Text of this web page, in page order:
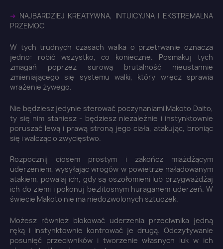
➜ NAJBARDZIEJ KREATYWNA, INTUICYJNA I EKSTREMALNA
PRZEMOC
W tych trudnych czasach walka o przetrwanie oznacza
jedno: robić wszystko, co konieczne. Posmakuj tych
zmagań poprzez surową brutalność nieustannie
zmieniającego się systemu walki, który wręcz sprawia
wrażenie żywego.
Nie będziesz jedynie sterować poczynaniami Makoto Daito,
ty się nim staniesz - będziesz niezależnie i instynktownie
poruszać lewą i prawą stroną jego ciała, atakując, broniąc
się i walcząc o zwycięstwo.
Rozpocznij ciosem prostym i zakończ miażdżącym
uderzeniem, wysyłając wrogów w powietrze naładowanym
atakiem, powalaj ich, gdy są oszołomieni lub przygważdżaj
ich do ziemi i pokonuj bezlitosnym huraganem uderzeń. W
świecie Makoto nie ma niedozwolonych sztuczek.
Możesz również blokować uderzenia przeciwnika jedną
ręką i instynktownie kontrować je drugą. Odczytywanie
posunięć przeciwników i tworzenie własnych luk w ich
Zaloguj się ×